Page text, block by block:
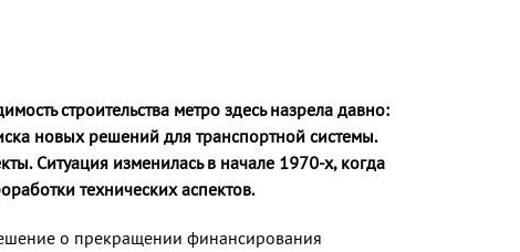
строительства метро здесь назрела давно:
новых решений для транспортной системы.
Ситуация изменилась в начале 1970-х, когда
технических аспектов.
о прекращении финансирования